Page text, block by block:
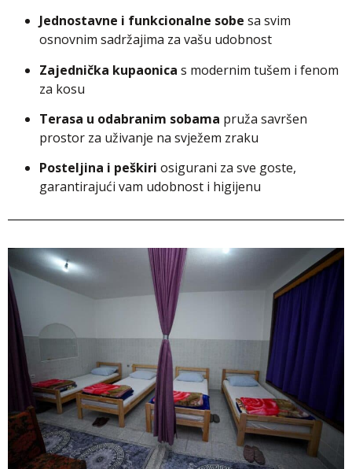
Jednostavne i funkcionalne sobe sa svim
osnovnim sadržajima za vašu udobnost
Zajednička kupaonica s modernim tušem i fenom
za kosu
Terasa u odabranim sobama pruža savršen
prostor za uživanje na svježem zraku
Posteljina i peškiri osigurani za sve goste,
garantirajući vam udobnost i higijenu